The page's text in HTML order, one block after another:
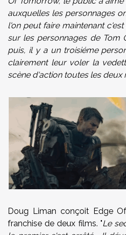
auxquelles les personnages
l'on peut faire maintenant
sur les personnages de Tom
puis, il y a un troisiéme
clairement leur voler la
scène d'action toutes les deux
Doug Liman conçoit Edge
franchise de deux films. "Le